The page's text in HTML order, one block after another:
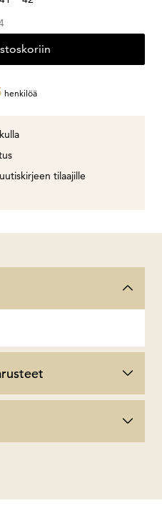
henkilöä
tilaajille